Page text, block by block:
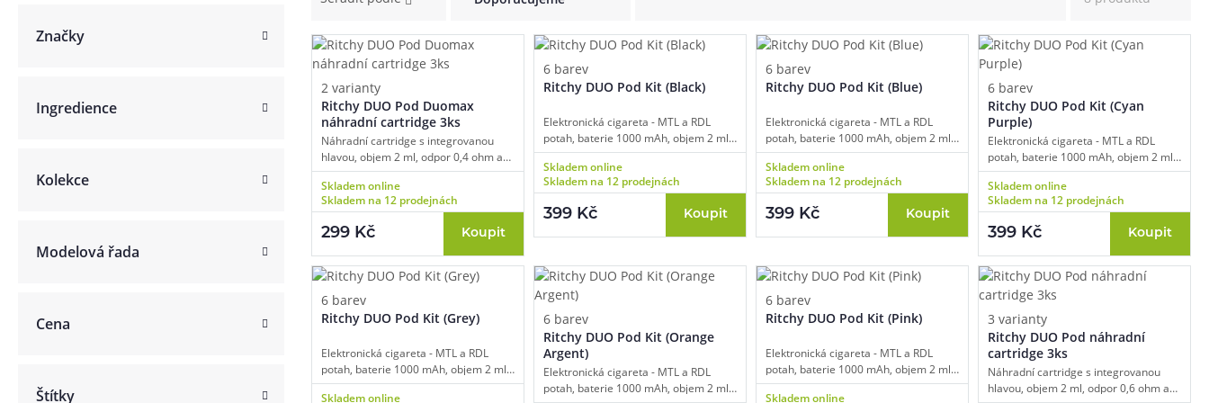
Vybíráte první e-cigaretu? Poradíme vám, podle čeho se rozhodnout
Vybíráme e-liquid, aneb co potřebujete při nákupu vědět
Jak namíchat vlastní e-liquid? Je to snadnější, než si myslíte
Značky
Ingredience
Kolekce
Modelová řada
Cena
Štítky
2 varianty
Ritchy DUO Pod Duomax
náhradní cartridge 3ks
Náhradní cartridge s integrovanou
hlavou, objem 2 ml, odpor 0,4 ohm a
0,6 ohm, duální mesh pletivo, boční
plnění, vhodné pro MTL/RDL vaping,
3ks v balení.
Skladem online
Skladem na 12 prodejnách
299 Kč Koupit
6 barev
Ritchy DUO Pod Kit (Black)
Elektronická cigareta - MTL a RDL
potah, baterie 1000 mAh, objem 2 ml,
automatické spínání, automatický
výkon, inteligentní detekce odporu,
regulace air-flow, USB-C dobíjení,
technologie DUOMAX.
Skladem online
Skladem na 12 prodejnách
399 Kč Koupit
6 barev
Ritchy DUO Pod Kit (Blue)
Elektronická cigareta - MTL a RDL
potah, baterie 1000 mAh, objem 2 ml,
automatické spínání, automatický
výkon, inteligentní detekce odporu,
regulace air-flow, USB-C dobíjení,
technologie DUOMAX.
Skladem online
Skladem na 12 prodejnách
399 Kč Koupit
6 barev
Ritchy DUO Pod Kit (Cyan
Purple)
Elektronická cigareta - MTL a RDL
potah, baterie 1000 mAh, objem 2 ml,
automatické spínání, automatický
výkon, inteligentní detekce odporu,
regulace air-flow, USB-C dobíjení,
technologie DUOMAX.
Skladem online
Skladem na 12 prodejnách
399 Kč Koupit
6 barev
Ritchy DUO Pod Kit (Grey)
Elektronická cigareta - MTL a RDL
potah, baterie 1000 mAh, objem 2 ml,
automatické spínání, automatický
Skladem online
6 barev
Ritchy DUO Pod Kit (Orange
Argent)
Elektronická cigareta - MTL a RDL
potah, baterie 1000 mAh, objem 2 ml,
6 barev
Ritchy DUO Pod Kit (Pink)
Elektronická cigareta - MTL a RDL
potah, baterie 1000 mAh, objem 2 ml,
automatické spínání, automatický
Skladem online
3 varianty
Ritchy DUO Pod náhradní
cartridge 3ks
Náhradní cartridge s integrovanou
hlavou, objem 2 ml, odpor 0,6 ohm a